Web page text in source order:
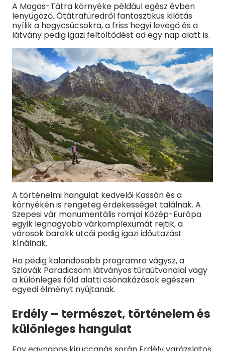
A Magas-Tátra környéke például egész évben
lenyűgöző. Ótátrafüredről fantasztikus kilátás
nyílik a hegycsúcsokra, a friss hegyi levegő és a
látvány pedig igazi feltöltődést ad egy nap alatt is.
A történelmi hangulat kedvelői Kassán és a
környékén is rengeteg érdekességet találnak. A
Szepesi vár monumentális romjai Közép-Európa
egyik legnagyobb várkomplexumát rejtik, a
városok barokk utcái pedig igazi időutazást
kínálnak.
Ha pedig kalandosabb programra vágysz, a
Szlovák Paradicsom látványos túraútvonalai vagy
a különleges föld alatti csónakázások egészen
egyedi élményt nyújtanak.
Erdély – természet, történelem és
különleges hangulat